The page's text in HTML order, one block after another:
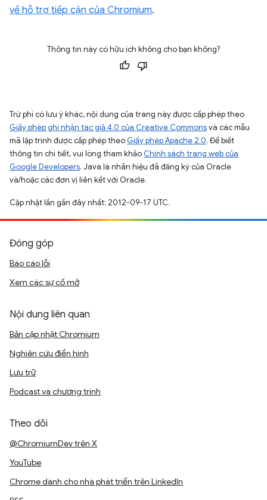
về hỗ trợ tiếp cận của Chromium.
Thông tin này có hữu ích không cho bạn không?
Trừ phi có lưu ý khác, nội dung của trang này được cấp phép theo
Giấy phép ghi nhận tác giả 4.0 của Creative Commonsvà các mẫu
mã lập trình được cấp phép theo Giấy phép Apache 2.0. Để biết
thông tin chi tiết, vui lòng tham khảo Chính sách trang web của
Google Developers. Java là nhãn hiệu đã đăng ký của Oracle
và/hoặc các đơn vị liên kết với Oracle.
Cập nhật lần gần đây nhất: 2012-09-17 UTC.
Đóng góp
Báo cáo lỗi
Xem các sự cố mở
Nội dung liên quan
Bản cập nhật Chromium
Nghiên cứu điển hình
Lưu trữ
Podcast và chương trình
Theo dõi
@ChromiumDev trên X
YouTube
Chrome dành cho nhà phát triển trên LinkedIn